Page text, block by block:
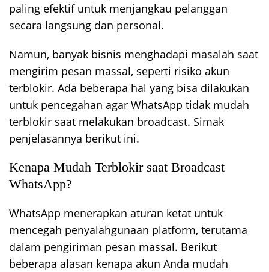
paling efektif untuk menjangkau pelanggan
secara langsung dan personal.
Namun, banyak bisnis menghadapi masalah saat
mengirim pesan massal, seperti risiko akun
terblokir. Ada beberapa hal yang bisa dilakukan
untuk pencegahan agar WhatsApp tidak mudah
terblokir saat melakukan broadcast. Simak
penjelasannya berikut ini.
Kenapa Mudah Terblokir saat Broadcast
WhatsApp?
WhatsApp menerapkan aturan ketat untuk
mencegah penyalahgunaan platform, terutama
dalam pengiriman pesan massal. Berikut
beberapa alasan kenapa akun Anda mudah